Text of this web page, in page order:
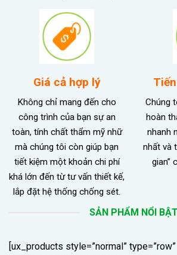
Giá cả hợp lý
Không chỉ mang đến cho
công trình của bạn sự an
toàn, tính chất thẩm mỹ nhữ
mà chúng tôi còn giúp bạn
tiết kiệm một khoản chi phí
khá lớn đến từ tư vấn thiết kế,
lắp đặt hệ thống chống sét.
Chúng
hoàn
nhanh
nhất và
gian”
SẢN PHẨM NỔI BẬT
[ux_products style=”normal” type=”row”